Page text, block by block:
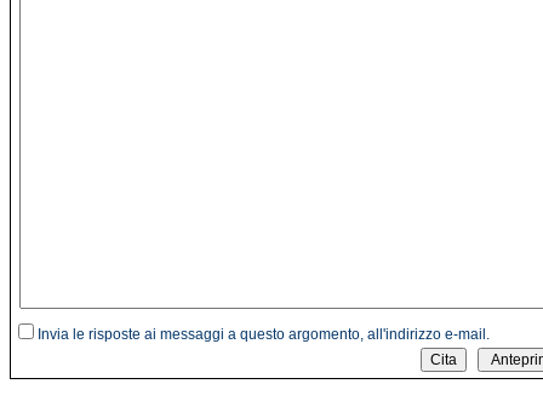
Invia le risposte ai messaggi a questo argomento, all'indirizzo e-mail.